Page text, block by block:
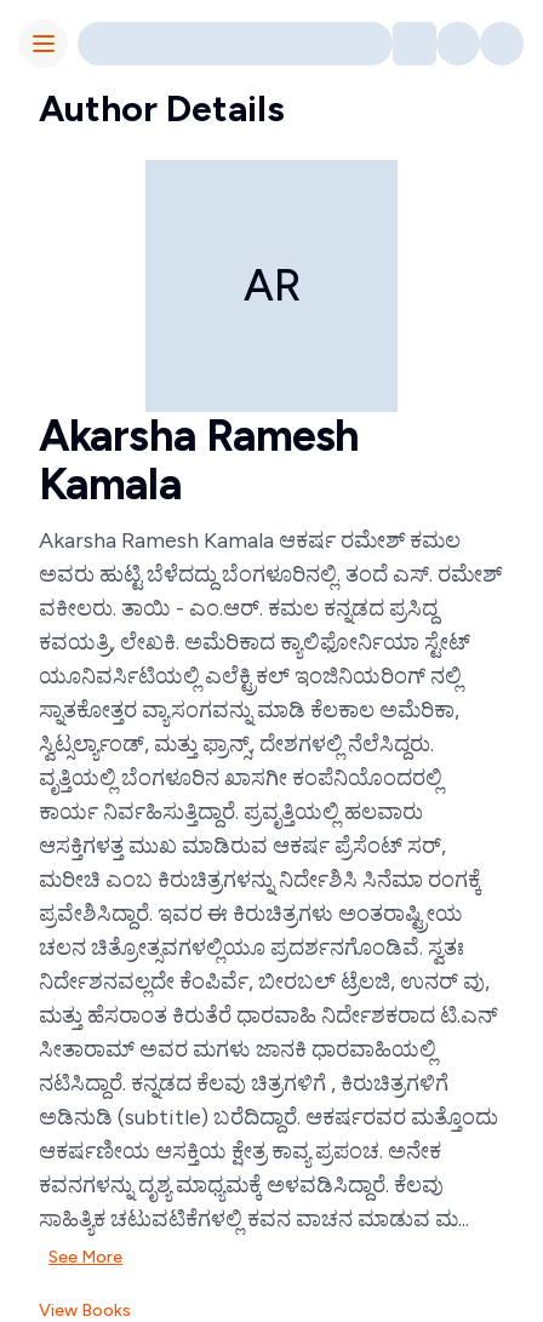
Toggle Menu
Author Details
AR
Akarsha Ramesh
Kamala
Akarsha Ramesh Kamala ಆಕರ್ಷ ರಮೇಶ್ ಕಮಲ
ಅವರು ಹುಟ್ಟಿ ಬೆಳೆದದ್ದು ಬೆಂಗಳೂರಿನಲ್ಲಿ. ತಂದೆ ಎಸ್. ರಮೇಶ್
ವಕೀಲರು. ತಾಯಿ - ಎಂ.ಆರ್. ಕಮಲ ಕನ್ನಡದ ಪ್ರಸಿದ್ದ
ಕವಯತ್ರಿ, ಲೇಖಕಿ. ಅಮೆರಿಕಾದ ಕ್ಯಾಲಿಫೋರ್ನಿಯಾ ಸ್ಟೇಟ್
ಯೂನಿವರ್ಸಿಟಿಯಲ್ಲಿ ಎಲೆಕ್ಟ್ರಿಕಲ್ ಇಂಜಿನಿಯರಿಂಗ್ ನಲ್ಲಿ
ಸ್ನಾತಕೋತ್ತರ ವ್ಯಾಸಂಗವನ್ನು ಮಾಡಿ ಕೆಲಕಾಲ ಅಮೆರಿಕಾ,
ಸ್ವಿಟ್ಸರ್ಲ್ಯಾಂಡ್, ಮತ್ತು ಫ್ರಾನ್ಸ್, ದೇಶಗಳಲ್ಲಿ ನೆಲೆಸಿದ್ದರು.
ವೃತ್ತಿಯಲ್ಲಿ ಬೆಂಗಳೂರಿನ ಖಾಸಗೀ ಕಂಪೆನಿಯೊಂದರಲ್ಲಿ
ಕಾರ್ಯ ನಿರ್ವಹಿಸುತ್ತಿದ್ದಾರೆ. ಪ್ರವೃತ್ತಿಯಲ್ಲಿ ಹಲವಾರು
ಆಸಕ್ತಿಗಳತ್ತ ಮುಖ ಮಾಡಿರುವ ಆಕರ್ಷ ಪ್ರೆಸೆಂಟ್ ಸರ್,
ಮರೀಚಿ ಎಂಬ ಕಿರುಚಿತ್ರಗಳನ್ನು ನಿರ್ದೇಶಿಸಿ ಸಿನೆಮಾ ರಂಗಕ್ಕೆ
ಪ್ರವೇಶಿಸಿದ್ದಾರೆ. ಇವರ ಈ ಕಿರುಚಿತ್ರಗಳು ಅಂತರಾಷ್ಟ್ರೀಯ
ಚಲನ ಚಿತ್ರೋತ್ಸವಗಳಲ್ಲಿಯೂ ಪ್ರದರ್ಶನಗೊಂಡಿವೆ. ಸ್ವತಃ
ನಿರ್ದೇಶನವಲ್ಲದೇ ಕೆಂಪಿರ್ವೆ, ಬೀರಬಲ್ ಟ್ರೆಲಜಿ, ಉನರ್ ವು,
ಮತ್ತು ಹೆಸರಾಂತ ಕಿರುತೆರೆ ಧಾರವಾಹಿ ನಿರ್ದೇಶಕರಾದ ಟಿ.ಎನ್
ಸೀತಾರಾಮ್ ಅವರ ಮಗಳು ಜಾನಕಿ ಧಾರವಾಹಿಯಲ್ಲಿ
ನಟಿಸಿದ್ದಾರೆ. ಕನ್ನಡದ ಕೆಲವು ಚಿತ್ರಗಳಿಗೆ , ಕಿರುಚಿತ್ರಗಳಿಗೆ
ಅಡಿನುಡಿ (subtitle) ಬರೆದಿದ್ದಾರೆ. ಆಕರ್ಷರವರ ಮತ್ತೊಂದು
ಆಕರ್ಷಣೀಯ ಆಸಕ್ತಿಯ ಕ್ಷೇತ್ರ ಕಾವ್ಯ ಪ್ರಪಂಚ. ಅನೇಕ
ಕವನಗಳನ್ನು ದೃಶ್ಯ ಮಾಧ್ಯಮಕ್ಕೆ ಅಳವಡಿಸಿದ್ದಾರೆ. ಕೆಲವು
ಸಾಹಿತ್ಯಿಕ ಚಟುವಟಿಕೆಗಳಲ್ಲಿ ಕವನ ವಾಚನ ಮಾಡುವ ಮ...
See More
View Books